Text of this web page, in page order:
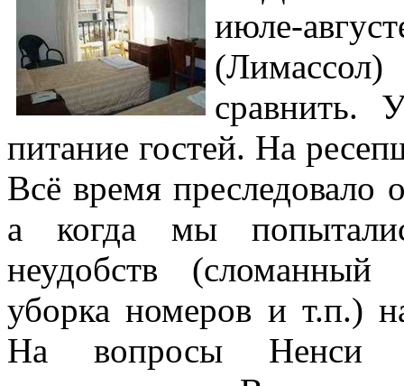
июле-
сравнить.
питание гостей. На
Всё время
а когда мы
неудобств (сломанный
уборка номеров и т.п.)
На вопросы Ненси